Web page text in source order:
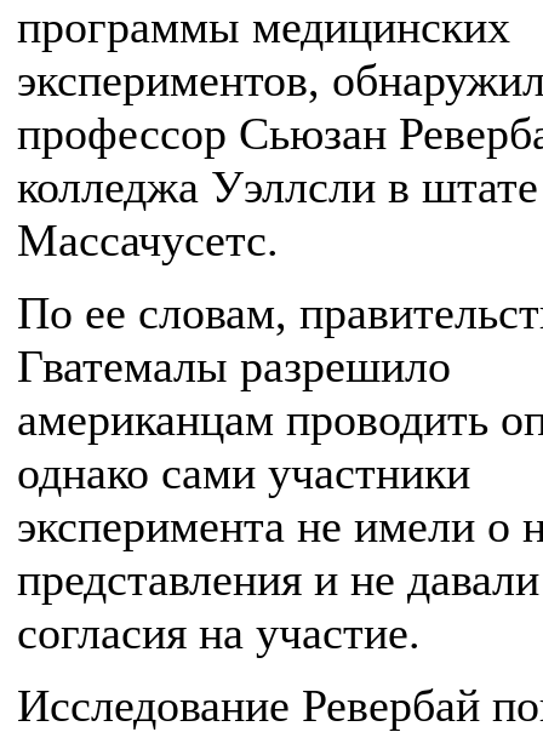
программы медицинских
экспериментов,
профессор Сьюзан
колледжа Уэллсли в штате
Массачусетс.
По ее словам,
Гватемалы разрешило
американцам проводить
однако сами участники
эксперимента не имели о
представления и не
согласия на участие.
Исследование Ревербай